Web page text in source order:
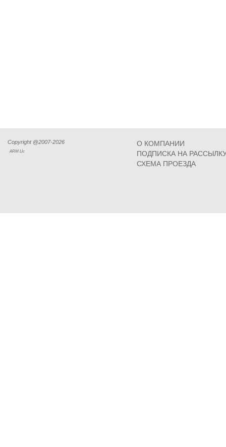
Copyright @2007-2026
ARM Llc
О КОМПАНИИ
ПОДПИСКА НА
СХЕМА ПРОЕЗДА